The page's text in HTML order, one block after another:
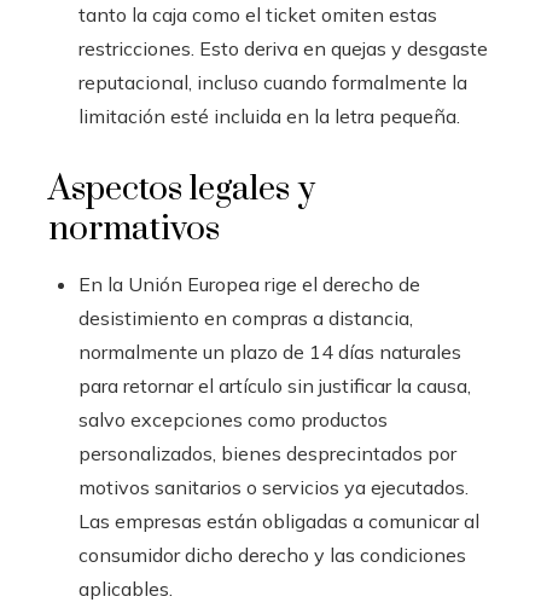
tanto la caja como el ticket omiten estas
restricciones. Esto deriva en quejas y desgaste
reputacional, incluso cuando formalmente la
limitación esté incluida en la letra pequeña.
Aspectos legales y
normativos
En la Unión Europea rige el derecho de
desistimiento en compras a distancia,
normalmente un plazo de 14 días naturales
para retornar el artículo sin justificar la causa,
salvo excepciones como productos
personalizados, bienes desprecintados por
motivos sanitarios o servicios ya ejecutados.
Las empresas están obligadas a comunicar al
consumidor dicho derecho y las condiciones
aplicables.